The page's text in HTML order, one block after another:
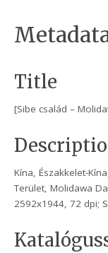
Title
[Sibe család –
Kína, Északkelet-
Terület, Molidawa
2592x1944, 72 dpi;